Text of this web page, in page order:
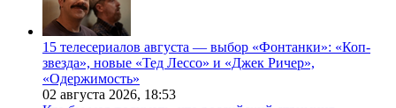
15 телесериалов августа — выбор «Фонтанки»: «Коп-
звезда», новые «Тед Лессо» и «Джек Ричер»,
«Одержимость»
02 августа 2026, 18:53